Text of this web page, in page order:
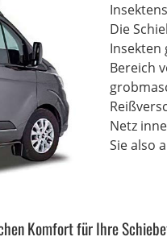
Die
Insekten
Bereich
Netz
Sie also
Komfort für Ihre